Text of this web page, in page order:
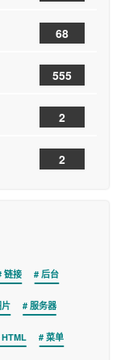
68
555
2
2
链接 后台
片 服务器
HTML 菜单